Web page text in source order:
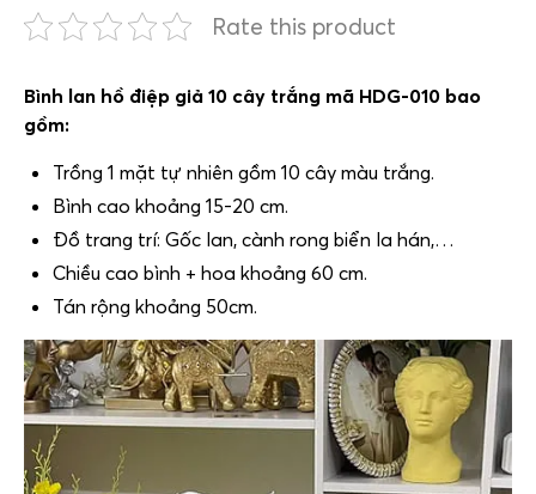
Rate this product
Bình lan hồ điệp giả 10 cây trắng mã HDG-010 bao
gồm:
Trồng 1 mặt tự nhiên gồm 10 cây màu trắng.
Bình cao khoảng 15-20 cm.
Đồ trang trí: Gốc lan, cành rong biển la hán,…
Chiều cao bình + hoa khoảng 60 cm.
Tán rộng khoảng 50cm.